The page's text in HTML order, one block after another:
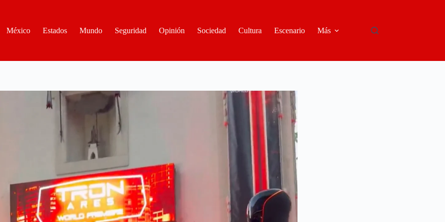
México
Estados Mundo Seguridad Opinión Sociedad Cultura Escenario Más